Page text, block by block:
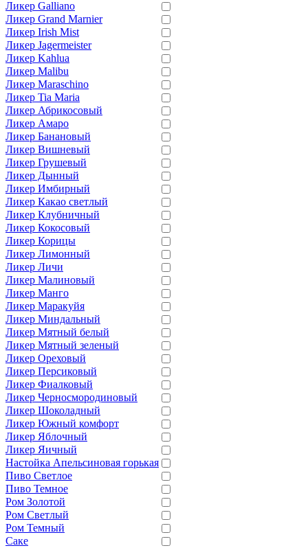
Ликер Galliano
Ликер Grand Marnier
Ликер Irish Mist
Ликер Jagermeister
Ликер Kahlua
Ликер Malibu
Ликер Maraschino
Ликер Tia Maria
Ликер Абрикосовый
Ликер Амаро
Ликер Банановый
Ликер Вишневый
Ликер Грушевый
Ликер Дынный
Ликер Имбирный
Ликер Какао светлый
Ликер Клубничный
Ликер Кокосовый
Ликер Корицы
Ликер Лимонный
Ликер Личи
Ликер Малиновый
Ликер Манго
Ликер Маракуйя
Ликер Миндальный
Ликер Мятный белый
Ликер Мятный зеленый
Ликер Ореховый
Ликер Персиковый
Ликер Фиалковый
Ликер Черносмородиновый
Ликер Шоколадный
Ликер Южный комфорт
Ликер Яблочный
Ликер Яичный
Настойка Апельсиновая горькая
Пиво Светлое
Пиво Темное
Ром Золотой
Ром Светлый
Ром Темный
Саке